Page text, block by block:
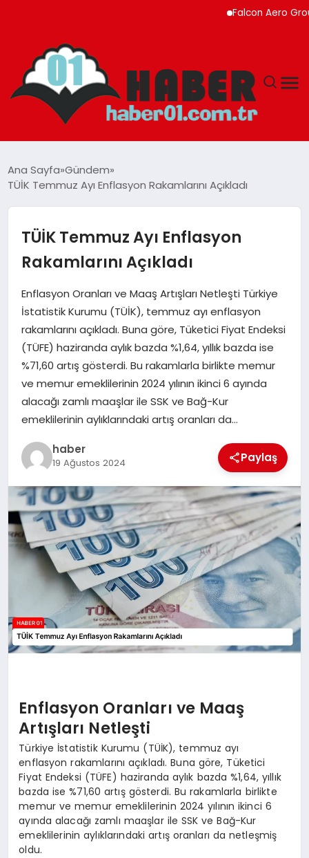
Falcon Aero Group,
YAŞAM
GÜNDEM
MAGAZIN
TEKNOLOJI
Ana Sayfa Gündem
TÜİK Temmuz Ayı Enflasyon Rakamlarını Açıkladı
TÜİK Temmuz Ayı Enflasyon
Rakamlarını Açıkladı
Enflasyon Oranları ve Maaş Artışları Netleşti Türkiye
İstatistik Kurumu (TÜİK), temmuz ayı enflasyon
rakamlarını açıkladı. Buna göre, Tüketici Fiyat Endeksi
(TÜFE) haziranda aylık bazda %1,64, yıllık bazda ise
%71,60 artış gösterdi. Bu rakamlarla birlikte memur
ve memur emeklilerinin 2024 yılının ikinci 6 ayında
alacağı zamlı maaşlar ile SSK ve Bağ-Kur
emeklilerinin aylıklarındaki artış oranları da…
haber
19 Ağustos 2024 Paylaş
Enflasyon Oranları ve Maaş
Artışları Netleşti
Türkiye İstatistik Kurumu (TÜİK), temmuz ayı
enflasyon rakamlarını açıkladı. Buna göre, Tüketici
Fiyat Endeksi (TÜFE) haziranda aylık bazda %1,64, yıllık
bazda ise %71,60 artış gösterdi. Bu rakamlarla birlikte
memur ve memur emeklilerinin 2024 yılının ikinci 6
ayında alacağı zamlı maaşlar ile SSK ve Bağ-Kur
emeklilerinin aylıklarındaki artış oranları da netleşmiş
oldu.